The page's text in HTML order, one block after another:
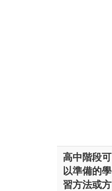
高中階段可
以準備的學
習方法或方